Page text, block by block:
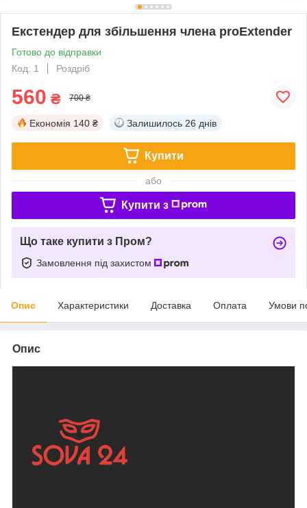
Екстендер для збільшення члена proExtender
Готово до відправки
Код: 1
Роздріб
560 ₴ 700 ₴
Економія 140 ₴ Залишилось 26 днів
Купити
або
Купити з
Що таке купити з Пром?
Замовлення під захистом
Опис Характеристики Доставка Оплата Умови
Опис